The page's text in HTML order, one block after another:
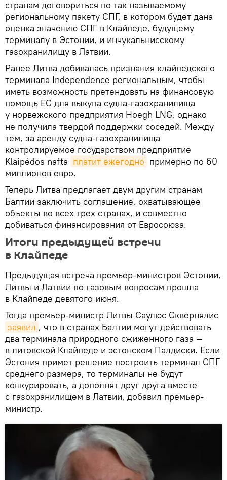
странам договориться по так называемому
региональному пакету СПГ, в котором будет дана
оценка значению СПГ в Клайпеде, будущему
терминалу в Эстонии, и инчукальнисскому
газохранилищу в Латвии.
Ранее Литва добивалась признания клайпедского
терминала Independence региональным, чтобы
иметь возможность претендовать на финансовую
помощь ЕС для выкупа судна-газохранилища
у норвежского предприятия Hoegh LNG, однако
не получила твердой поддержки соседей. Между
тем, за аренду судна-газохранилища
контролируемое государством предприятие
Klaipėdos nafta платит ежегодно примерно по 60
миллионов евро.
Теперь Литва предлагает двум другим странам
Балтии заключить соглашение, охватывающее
объекты во всех трех странах, и совместно
добиваться финансирования от Евросоюза.
Итоги предыдущей встречи
в Клайпеде
Предыдущая встреча премьер-министров Эстонии,
Литвы и Латвии по газовым вопросам прошла
в Клайпеде девятого июня.
Тогда премьер-министр Литвы Саулюс Сквернялис
заявил , что в странах Балтии могут действовать
два терминала природного сжиженного газа —
в литовской Клайпеде и эстонском Палдиски. Если
Эстония примет решение построить терминал СПГ
среднего размера, то терминалы не будут
конкурировать, а дополнят друг друга вместе
с газохранилищем в Латвии, добавил премьер-
министр.